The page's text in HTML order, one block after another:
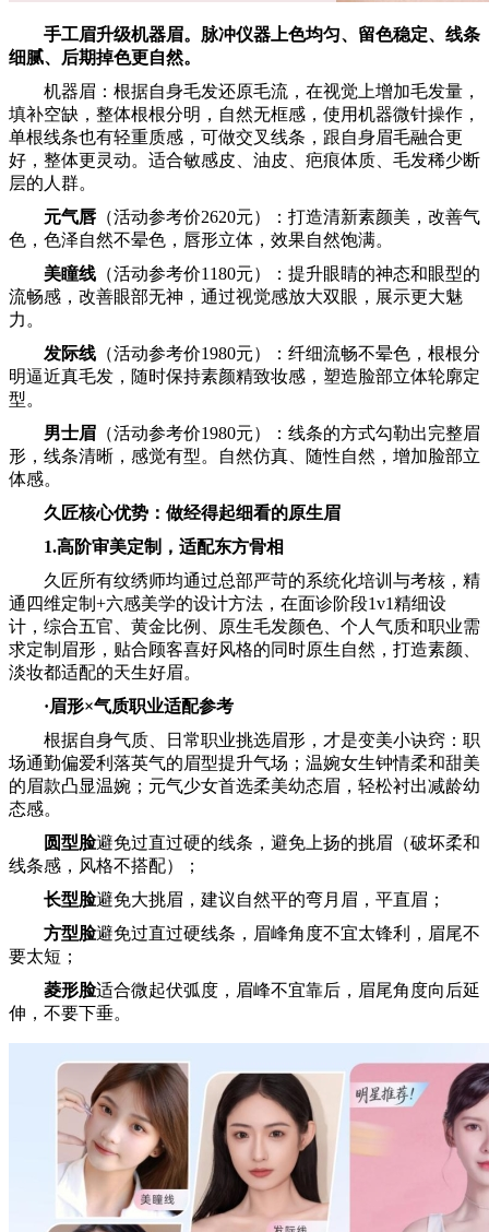
手工眉升级机器眉。 脉冲仪器上色均匀、留色稳定、线条
细腻、后期掉色更自然。
机器眉：根据自身毛发还原毛流，在视觉上增加毛发量，
填补空缺，整体根根分明，自然无框感，使用机器微针操作，
单根线条也有轻重质感，可做交叉线条，跟自身眉毛融合更
好，整体更灵动。适合敏感皮、油皮、疤痕体质、毛发稀少断
层的人群。
元气唇 （活动参考价2620元）：打造清新素颜美，改善气
色，色泽自然不晕色，唇形立体，效果自然饱满。
美瞳线 （活动参考价1180元）：提升眼睛的神态和眼型的
流畅感，改善眼部无神，通过视觉感放大双眼，展示更大魅
力。
发际线 （活动参考价1980元）：纤细流畅不晕色，根根分
明逼近真毛发，随时保持素颜精致妆感，塑造脸部立体轮廓定
型。
男士眉 （活动参考价1980元）：线条的方式勾勒出完整眉
形，线条清晰，感觉有型。自然仿真、随性自然，增加脸部立
体感。
久匠核心优势：做经得起细看的原生眉
1.高阶审美定制，适配东方骨相
久匠所有纹绣师均通过总部严苛的系统化培训与考核，精
通四维定制+六感美学的设计方法，在面诊阶段1v1精细设
计，综合五官、黄金比例、原生毛发颜色、个人气质和职业需
求定制眉形，贴合顾客喜好风格的同时原生自然，打造素颜、
淡妆都适配的天生好眉。
·眉形×气质职业适配参考
根据自身气质、日常职业挑选眉形，才是变美小诀窍：职
场通勤偏爱利落英气的眉型提升气场；温婉女生钟情柔和甜美
的眉款凸显温婉；元气少女首选柔美幼态眉，轻松衬出减龄幼
态感。
圆型脸避免过直过硬的线条，避免上扬的挑眉（破坏柔和
线条感，风格不搭配）；
长型脸避免大挑眉，建议自然平的弯月眉，平直眉；
方型脸避免过直过硬线条，眉峰角度不宜太锋利，眉尾不
要太短；
菱形脸适合微起伏弧度，眉峰不宜靠后，眉尾角度向后延
伸，不要下垂。